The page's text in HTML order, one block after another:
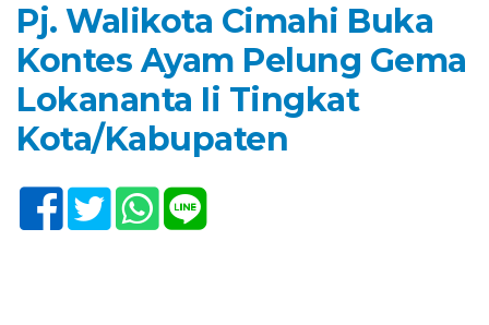
Pj. Walikota Cimahi Buka
Kontes Ayam Pelung Gema
Lokananta Ii Tingkat
Kota/Kabupaten